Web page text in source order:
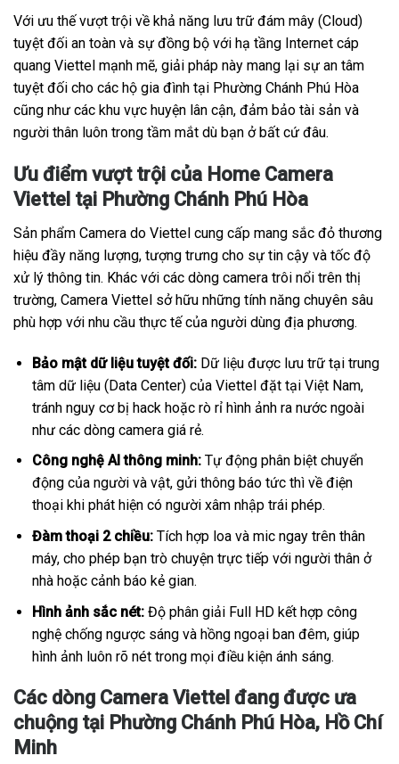
Với ưu thế vượt trội về khả năng lưu trữ đám mây (Cloud)
tuyệt đối an toàn và sự đồng bộ với hạ tầng Internet cáp
quang Viettel mạnh mẽ, giải pháp này mang lại sự an tâm
tuyệt đối cho các hộ gia đình tại Phường Chánh Phú Hòa
cũng như các khu vực huyện lân cận, đảm bảo tài sản và
người thân luôn trong tầm mắt dù bạn ở bất cứ đâu.
Ưu điểm vượt trội của Home Camera
Viettel tại Phường Chánh Phú Hòa
Sản phẩm Camera do Viettel cung cấp mang sắc đỏ thương
hiệu đầy năng lượng, tượng trưng cho sự tin cậy và tốc độ
xử lý thông tin. Khác với các dòng camera trôi nổi trên thị
trường, Camera Viettel sở hữu những tính năng chuyên sâu
phù hợp với nhu cầu thực tế của người dùng địa phương.
Bảo mật dữ liệu tuyệt đối:Dữ liệu được lưu trữ tại trung
tâm dữ liệu (Data Center) của Viettel đặt tại Việt Nam,
tránh nguy cơ bị hack hoặc rò rỉ hình ảnh ra nước ngoài
như các dòng camera giá rẻ.
Công nghệ AI thông minh:Tự động phân biệt chuyển
động của người và vật, gửi thông báo tức thì về điện
thoại khi phát hiện có người xâm nhập trái phép.
Đàm thoại 2 chiều:Tích hợp loa và mic ngay trên thân
máy, cho phép bạn trò chuyện trực tiếp với người thân ở
nhà hoặc cảnh báo kẻ gian.
Hình ảnh sắc nét:Độ phân giải Full HD kết hợp công
nghệ chống ngược sáng và hồng ngoại ban đêm, giúp
hình ảnh luôn rõ nét trong mọi điều kiện ánh sáng.
Các dòng Camera Viettel đang được ưa
chuộng tại Phường Chánh Phú Hòa, Hồ Chí
Minh